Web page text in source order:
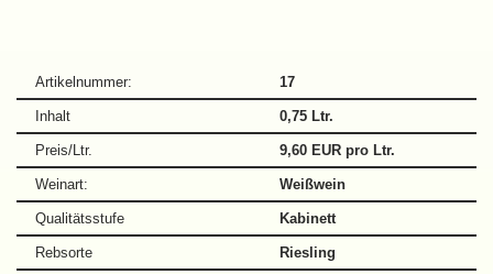
Artikelnummer: 17
Inhalt 0,75 Ltr.
Preis/Ltr. 9,60 EUR pro Ltr.
Weinart: Weißwein
Qualitätsstufe Kabinett
Rebsorte Riesling